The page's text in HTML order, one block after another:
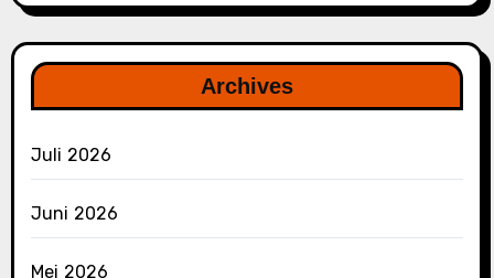
Archives
Juli 2026
Juni 2026
Mei 2026